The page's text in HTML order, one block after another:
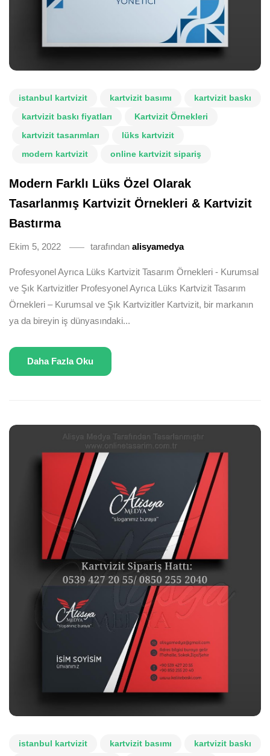
istanbul kartvizit kartvizit basımı
kartvizit baskı
kartvizit baskı fiyatları
Kartvizit Örnekleri
kartvizit tasarımları
lüks kartvizit
modern kartvizit
online kartvizit sipariş
Modern Farklı Lüks Özel Olarak
Tasarlanmış Kartvizit Örnekleri & Kartvizit
Bastırma
Ekim 5, 2022 tarafından alisyamedya
Profesyonel Ayrıca Lüks Kartvizit Tasarım Örnekleri - Kurumsal
ve Şık Kartvizitler Profesyonel Ayrıca Lüks Kartvizit Tasarım
Örnekleri – Kurumsal ve Şık Kartvizitler Kartvizit, bir markanın
ya da bireyin iş dünyasındaki...
Daha Fazla Oku
istanbul kartvizit kartvizit basımı
kartvizit baskı